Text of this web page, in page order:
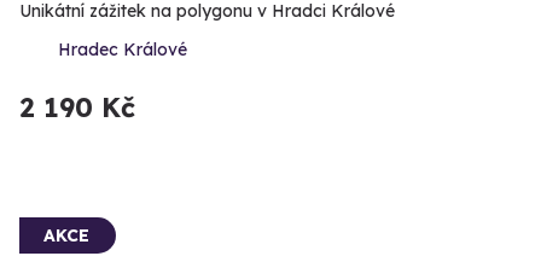
Unikátní zážitek na polygonu v Hradci Králové
Hradec Králové
2 190 Kč
AKCE